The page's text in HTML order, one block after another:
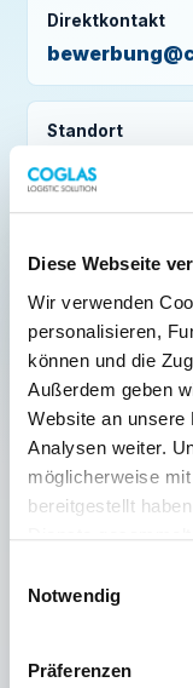
Diese Webseite
Wir verwenden
personalisieren,
können und die
Außerdem geben
Website an unsere
Analysen weiter.
möglicherweise
bereitgestellt
Notwendig
Präferenzen
Direktkontakt
Standort
COGLAS
Wunstorf
BEWERBUNG
Anrede
Herr
Frau
Divers